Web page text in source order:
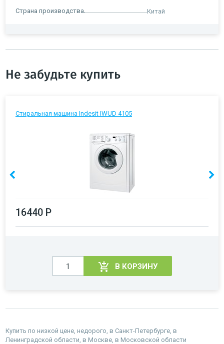
Страна производства Китай
Не забудьте купить
Стиральная машина Indesit IWUD 4105
16440 Р
В КОРЗИНУ
Купить по низкой цене, недорого, в Санкт-Петербурге, в
Ленинградской области, в Москве, в Московской области